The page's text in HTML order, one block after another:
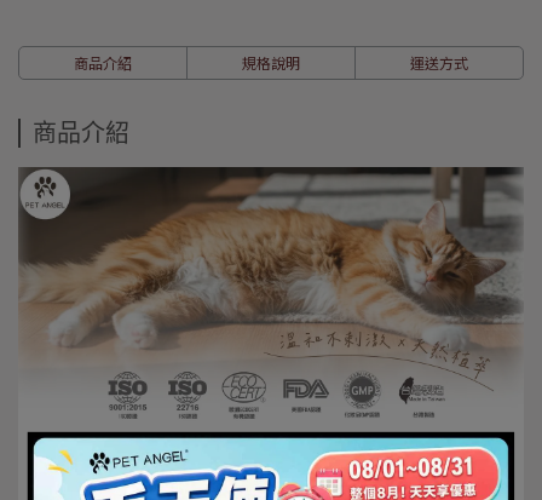
商品介紹 規格說明 運送方式
商品介紹